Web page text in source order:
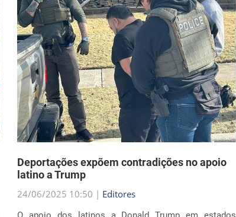
Deportações expõem contradições no apoio
latino a Trump
24/06/2025 10:50 |Editores
decisivos dos Estados Unidos revela uma combinação
complexa de lealdade e desconforto diante das